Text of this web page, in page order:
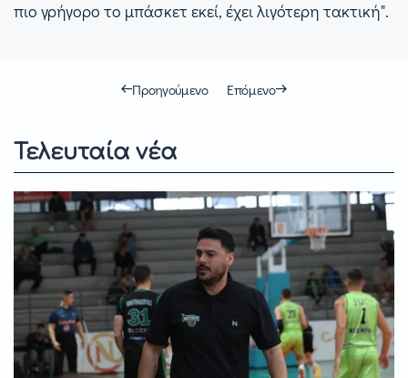
πιο γρήγορο το μπάσκετ εκεί, έχει λιγότερη τακτική".
Προηγούμενο Επόμενο
Τελευταία νέα